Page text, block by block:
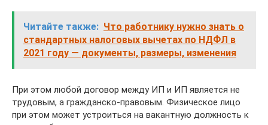
Читайте также: Что работнику нужно знать о
стандартных налоговых вычетах по НДФЛ в
2021 году — документы, размеры, изменения
При этом любой договор между ИП и ИП является не
трудовым, а гражданско-правовым. Физическое лицо
при этом может устроиться на вакантную должность к